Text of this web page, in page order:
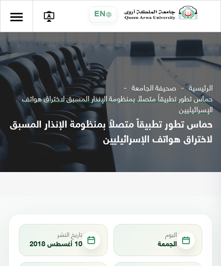
EN
الرئيسية صحيفة الجامعة
حماس تطور تطبيقاً متصلاً بمنظومة الإنذار المسبق لاختراق هواتف
الإسرائيليين
حماس تطور تطبيقاً متصلاً بمنظومة الإنذار المسبق
لاختراق هواتف الإسرائيليين
اليوم
الجمعة
تاريخ النشر
10 أغسطس 2018